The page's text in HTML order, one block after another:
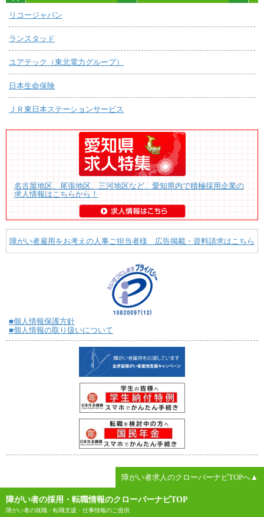
リコージャパン
ランスタッド
ユアテック（東北電力グループ）
日本生命保険
ＪＲ東日本ステーションサービス
名古屋地区、尾張地区、三河地区など、愛知県内で積極採用企業の
求人情報はこちらから！
障がい者雇用をお考えの人事ご担当者様 広告掲載・資料請求はこちら
■個人情報保護方針
■個人情報の取り扱いについて
障がい者求人のクローバーナビTOPへ▲
障がい者の採用・転職情報のクローバーナビTOP
障がい者の就職・転職支援・仕事情報のご提供